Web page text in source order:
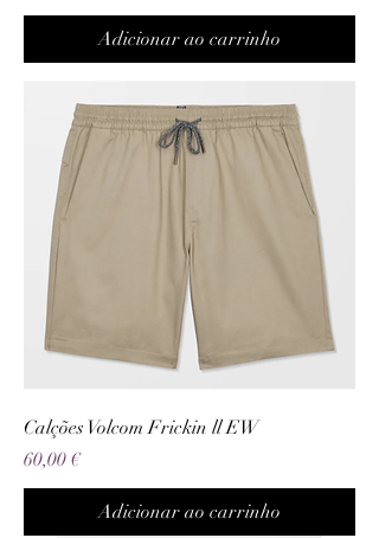
Adicionar ao carrinho
Calções Volcom Frickin ll EW
Preço
60,00 €
Adicionar ao carrinho